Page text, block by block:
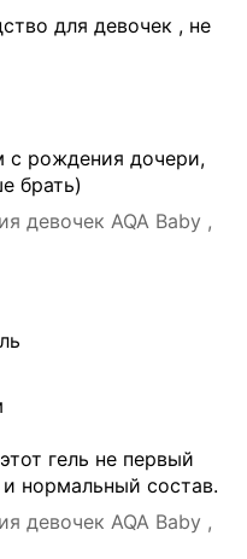
для девочек , не
с рождения дочери,
брать)
девочек AQA Baby ,
гель не первый
нормальный состав.
девочек AQA Baby ,